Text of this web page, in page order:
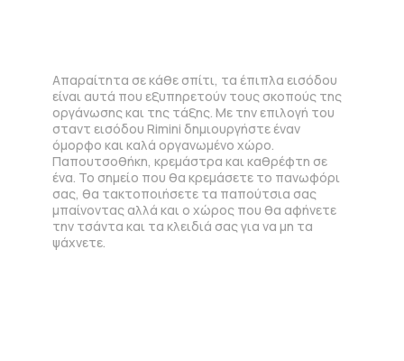
Απαραίτητα σε κάθε σπίτι, τα έπιπλα εισόδου
είναι αυτά που εξυπηρετούν τους σκοπούς της
οργάνωσης και της τάξης. Με την επιλογή του
σταντ εισόδου Rimini δημιουργήστε έναν
όμορφο και καλά οργανωμένο χώρο.
Παπουτσοθήκη, κρεμάστρα και καθρέφτη σε
ένα. Το σημείο που θα κρεμάσετε το πανωφόρι
σας, θα τακτοποιήσετε τα παπούτσια σας
μπαίνοντας αλλά και ο χώρος που θα αφήνετε
την τσάντα και τα κλειδιά σας για να μη τα
ψάχνετε.